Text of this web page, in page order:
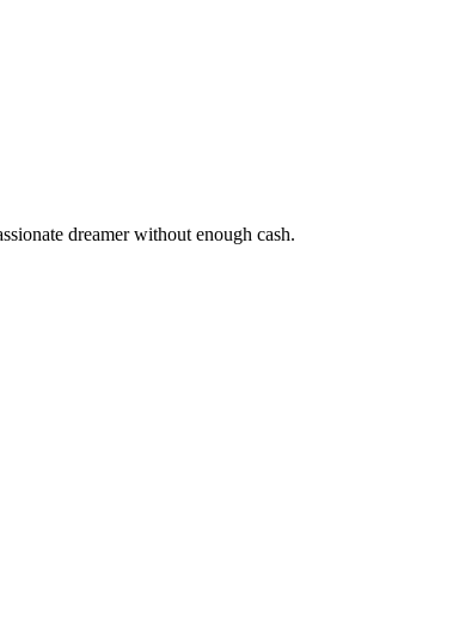
dreamer without enough cash.